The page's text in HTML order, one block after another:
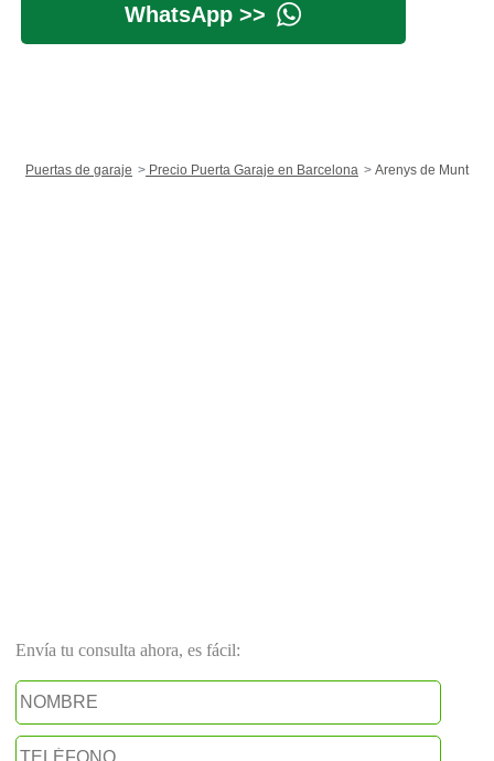
WhatsApp >>
Puertas de garaje Precio Puerta Garaje en Barcelona Arenys de Munt
Envía tu consulta ahora, es fácil: